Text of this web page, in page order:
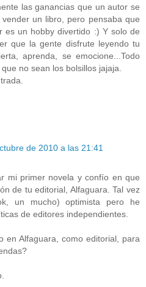
las ganancias que un autor se
un libro, pero pensaba que
es un hobby divertido :) Y solo de
que la gente disfrute leyendo tu
aprenda, se emocione...Todo
no sean los bolsillos jajaja.
de 2010 a las 21:41
mi primer novela y confío en que
de tu editorial, Alfaguara. Tal vez
un mucho) optimista pero he
de editores independientes.
en Alfaguara, como editorial, para